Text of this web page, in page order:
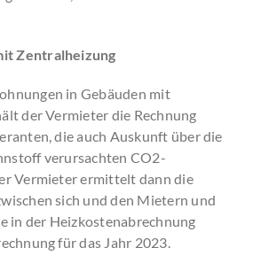
Zentralheizung
in Gebäuden mit
der Vermieter die Rechnung
die auch Auskunft über die
verursachten CO2-
Vermieter ermittelt dann die
sich und den Mietern und
in der Heizkostenabrechnung
für das Jahr 2023.